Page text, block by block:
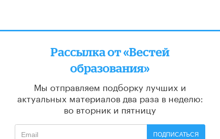
Рассылка от «Вестей
образования»
Мы отправляем подборку лучших и
актуальных материалов два раза в неделю:
во вторник и пятницу
ПОДПИСАТЬСЯ